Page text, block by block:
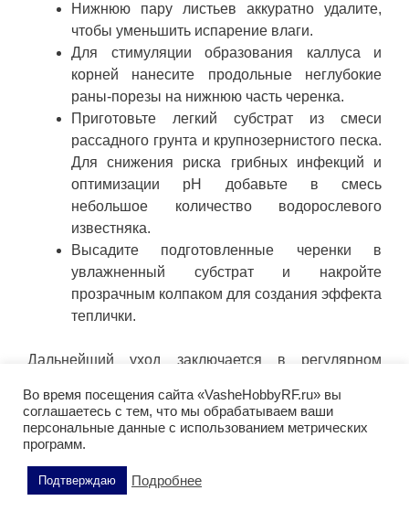
Нижнюю пару листьев аккуратно удалите,
чтобы уменьшить испарение влаги.
Для стимуляции образования каллуса и
корней нанесите продольные неглубокие
раны-порезы на нижнюю часть черенка.
Приготовьте легкий субстрат из смеси
рассадного грунта и крупнозернистого песка.
Для снижения риска грибных инфекций и
оптимизации pH добавьте в смесь
небольшое количество водорослевого
известняка.
Высадите подготовленные черенки в
увлажненный субстрат и накройте
прозрачным колпаком для создания эффекта
теплички.
Дальнейший уход заключается в регулярном
влажности.
Защита от вредителей и
устойчивость к болезням
Во время посещения сайта «VasheHobbyRF.ru» вы
соглашаетесь с тем, что мы обрабатываем ваши
персональные данные с использованием метрических
программ.
Подтверждаю Подробнее